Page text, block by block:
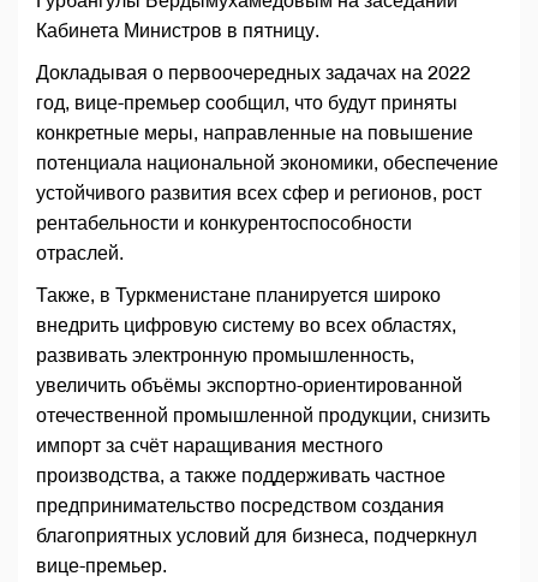
Кабинета Министров в пятницу.
Докладывая о первоочередных задачах на 2022
год, вице-премьер сообщил, что будут приняты
конкретные меры, направленные на повышение
потенциала национальной экономики, обеспечение
устойчивого развития всех сфер и регионов, рост
рентабельности и конкурентоспособности
отраслей.
Также, в Туркменистане планируется широко
внедрить цифровую систему во всех областях,
развивать электронную промышленность,
увеличить объёмы экспортно-ориентированной
отечественной промышленной продукции, снизить
импорт за счёт наращивания местного
производства, а также поддерживать частное
предпринимательство посредством создания
благоприятных условий для бизнеса, подчеркнул
вице-премьер.